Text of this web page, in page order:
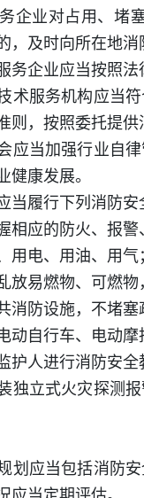
企业对占用、堵
，及时向所在地
务企业应当按照
术服务机构应当
则，按照委托提
应当加强行业自
健康发展。
当履行下列消防安
相应的防火、报
用电、用油、用气
放易燃物、可燃
消防设施，不堵
动自行车、电动
护人进行消防安全
独立式火灾探测
划应当包括消防